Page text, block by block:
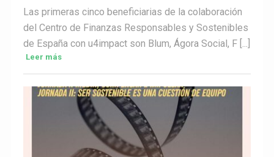
Las primeras cinco beneficiarias de la colaboración
del Centro de Finanzas Responsables y Sostenibles
de España con u4impact son Blum, Ágora Social, F [...]
Leer más